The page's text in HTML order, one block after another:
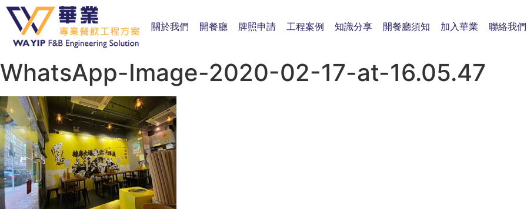
關於我們 開餐廳 牌照申請 工程案例 知識分享 開餐廳須知 加入華業 聯絡我們
WhatsApp-Image-2020-02-17-at-16.05.47